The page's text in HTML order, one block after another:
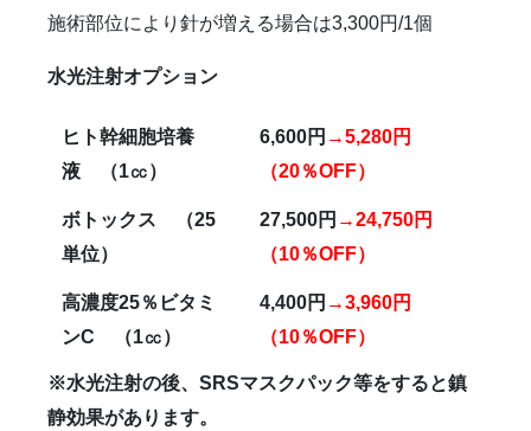
施術部位により針が増える場合は3,300円/1個
水光注射オプション
ヒト幹細胞培養
液 （1㏄）
6,600円 →5,280円
（20％OFF）
ボトックス （25
単位）
27,500円 →24,750円
（10％OFF）
高濃度25％ビタミ
ンC （1㏄）
4,400円 →3,960円
（10％OFF）
※水光注射の後、 SRSマスクパック等をすると鎮
静効果があります。